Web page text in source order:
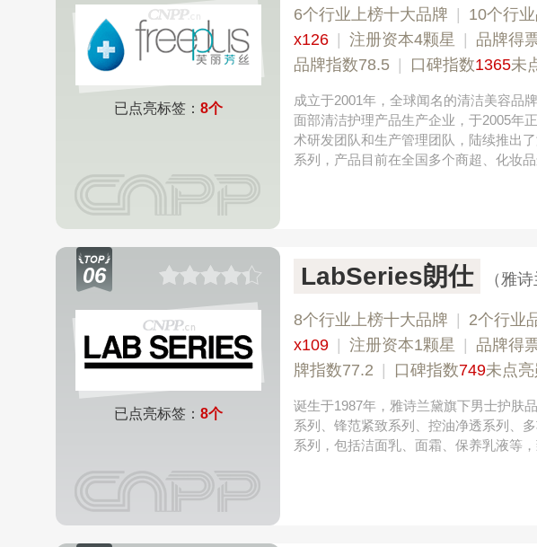
已点亮标签： 8个
6个行业上榜十大品牌 10个行
x126
注册资本4颗星 品牌得
品牌指数78.5
口碑指数1365未
成立于2001年，全球闻名的清洁美容品
面部清洁护理产品生产企业，于2005年
术研发团队和生产管理团队，陆续推出
系列，产品目前在全国多个商超、化妆
06
已点亮标签： 8个
LabSeries朗仕 （雅
8个行业上榜十大品牌 2个行业
x109
注册资本1颗星 品牌得
牌指数77.2
口碑指数749未点
诞生于1987年，雅诗兰黛旗下男士护肤
系列、锋范紧致系列、控油净透系列、
系列，包括洁面乳、面霜、保养乳液等